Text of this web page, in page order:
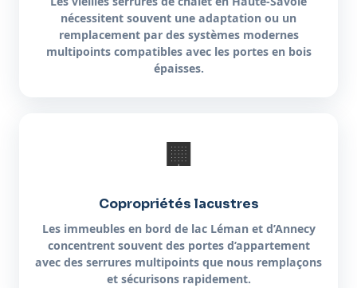
nécessitent souvent une adaptation ou un
remplacement par des systèmes modernes
multipoints compatibles avec les portes en bois
épaisses.
🏢
Copropriétés lacustres
Les immeubles en bord de lac Léman et d’Annecy
concentrent souvent des portes d’appartement
avec des serrures multipoints que nous remplaçons
et sécurisons rapidement.